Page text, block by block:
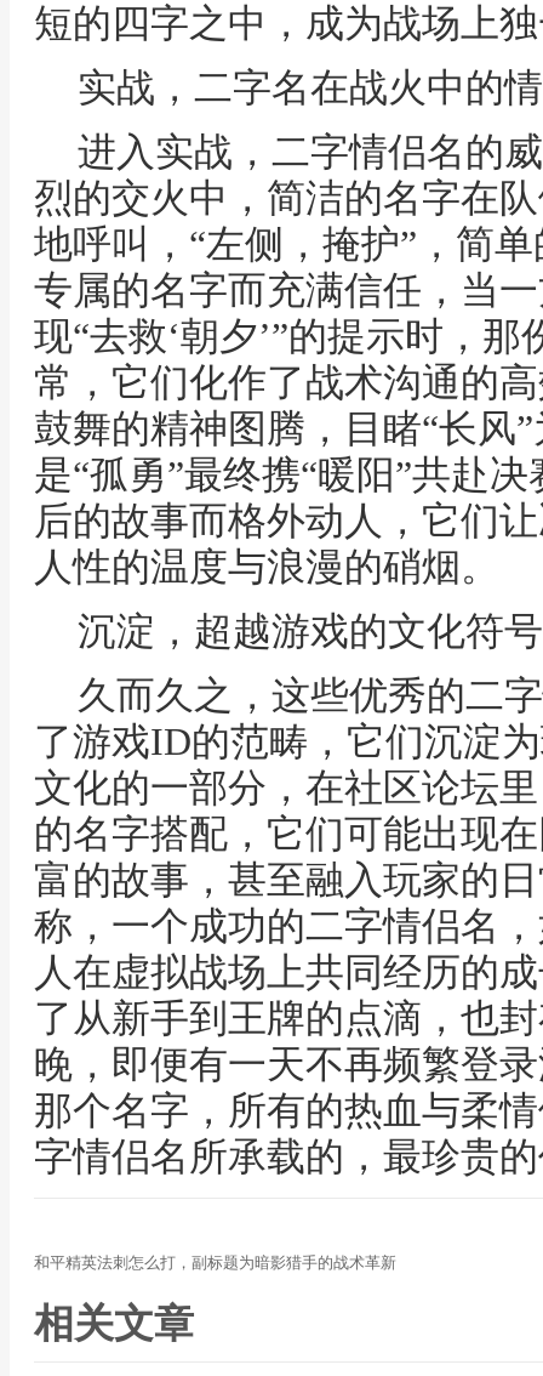
短的四字之中，成为战场上
实战，二字名在战火中的
进入实战，二字情侣名的
烈的交火中，简洁的名字在
地呼叫，“左侧，掩护”，简
专属的名字而充满信任，当
现“去救‘朝夕’”的提示时，
常，它们化作了战术沟通的
鼓舞的精神图腾，目睹“长风
是“孤勇”最终携“暖阳”共赴
后的故事而格外动人，它们
人性的温度与浪漫的硝烟。
沉淀，超越游戏的文化符号
久而久之，这些优秀的二
了游戏ID的范畴，它们沉淀
文化的一部分，在社区论坛
的名字搭配，它们可能出现
富的故事，甚至融入玩家的
称，一个成功的二字情侣名
人在虚拟战场上共同经历的
了从新手到王牌的点滴，也
晚，即便有一天不再频繁登
那个名字，所有的热血与柔
字情侣名所承载的，最珍贵
和平精英法刺怎么打，副标题为暗影猎手的战术革新
相关文章